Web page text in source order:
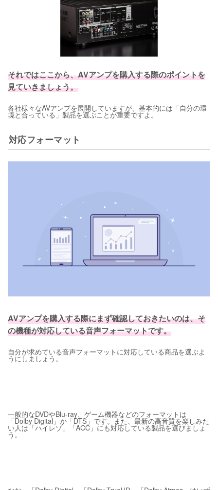
それではここから、AVアンプを購入する際のポイントを
見ていきましょう。
各社様々なAVアンプを展開していますが、基本的には「自分の環
境と合っている」製品を選ぶことが重要ですよ。
対応フォーマット
AVアンプを購入する際にまず確認しておきたいのは、そ
の機種が対応している音声フォーマットです。
自分が求めている音声フォーマットに対応している商品を選ぶよ
うにしましょう。
一般的なDVDやBlu-ray、ゲーム機器などのフォーマットは
「Dolby Digital」か「DTS」です。また、最新の高音質を楽しみた
い人は「ハイレゾ」「ACC」にも対応している製品を選びましょ
う。